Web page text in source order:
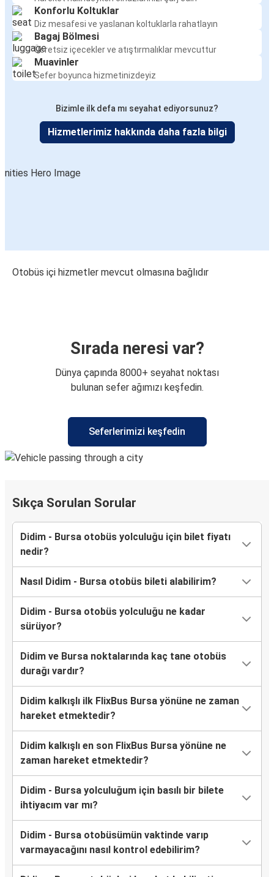
Konforlu Koltuklar
Diz mesafesi ve yaslanan koltuklarla rahatlayın
Bagaj Bölmesi
Ücretsiz içecekler ve atıştırmalıklar mevcuttur
Muavinler
Sefer boyunca hizmetinizdeyiz
Bizimle ilk defa mı seyahat ediyorsunuz?
Hizmetlerimiz hakkında daha fazla bilgi
Otobüs içi hizmetler mevcut olmasına bağlıdır
Sırada neresi var?
Dünya çapında 8000+ seyahat noktası
bulunan sefer ağımızı keşfedin.
Seferlerimizi keşfedin
Sıkça Sorulan Sorular
Didim - Bursa otobüs yolculuğu için bilet fiyatı
nedir?
Nasıl Didim - Bursa otobüs bileti alabilirim?
Didim - Bursa otobüs yolculuğu ne kadar
sürüyor?
Didim ve Bursa noktalarında kaç tane otobüs
durağı vardır?
Didim kalkışlı ilk FlixBus Bursa yönüne ne zaman
hareket etmektedir?
Didim kalkışlı en son FlixBus Bursa yönüne ne
zaman hareket etmektedir?
Didim - Bursa yolculuğum için basılı bir bilete
ihtiyacım var mı?
Didim - Bursa otobüsümün vaktinde varıp
varmayacağını nasıl kontrol edebilirim?